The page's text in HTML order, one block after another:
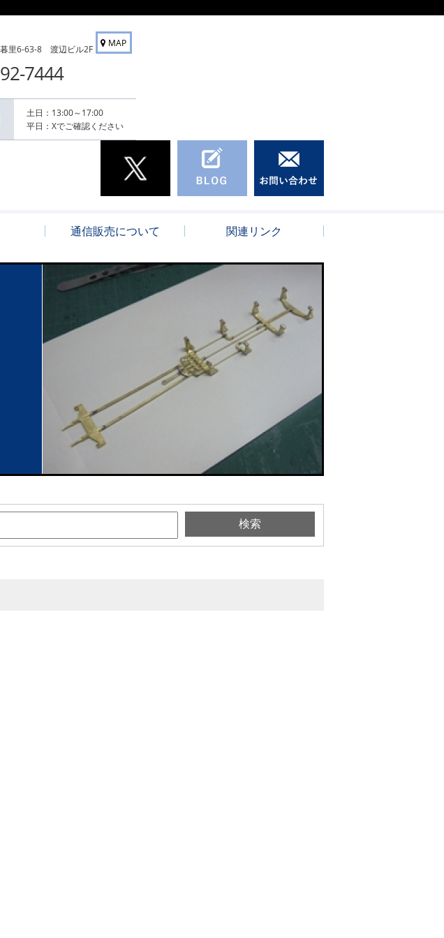
MAP
里6-63-8 渡辺ビル2F
7444
土日：13:00～17:00
平日：Xでご確認ください
通信販売について 関連リンク